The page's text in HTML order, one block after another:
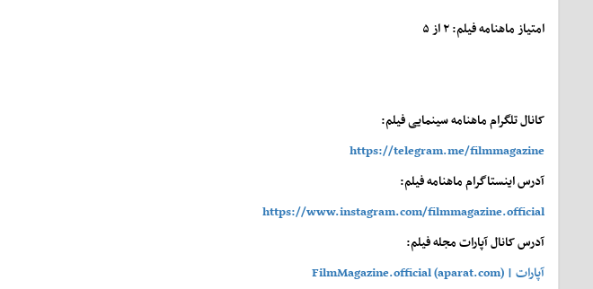
امتیاز ماهنامه فیلم: ۲ از ۵
کانال تلگرام ماهنامه سینمایی فیلم:
https://telegram.me/filmmagazine
آدرس اینستاگرام ماهنامه فیلم:
https://www.instagram.com/filmmagazine.official
آدرس کانال آپارات مجله فیلم:
آپارات | FilmMagazine.official (aparat.com)